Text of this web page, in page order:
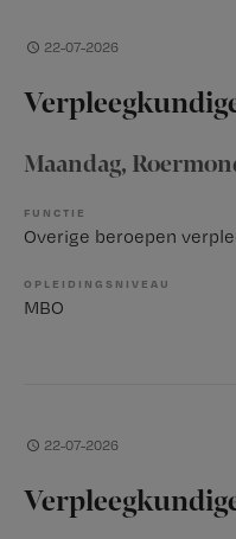
22-07-2026
Maandag,
FUNCTIE
OPLEIDINGSNIVEAU
MBO
22-07-2026